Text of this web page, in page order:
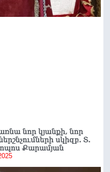
նոր կյանքի, նոր
սկիզբ. Տ.
Քարամյան